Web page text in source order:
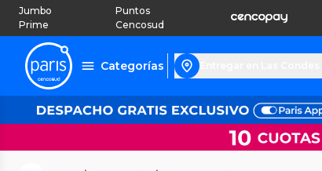
Jumbo
Prime
Puntos
Cencosud
Categorías